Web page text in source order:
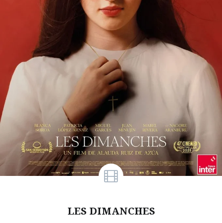
LES DIMANCHES